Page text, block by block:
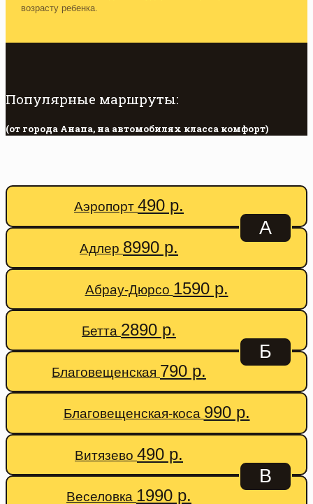
возрасту ребенка.
Популярные маршруты:
(от города Анапа, на автомобилях класса комфорт)
А
Аэропорт490 р.
Адлер 8990 р.
Абрау-Дюрсо 1590 р.
Б
Бетта 2890 р.
Благовещенская 790 р.
Благовещенская-коса 990 р.
В
Витязево490 р.
Веселовка 1990 р.